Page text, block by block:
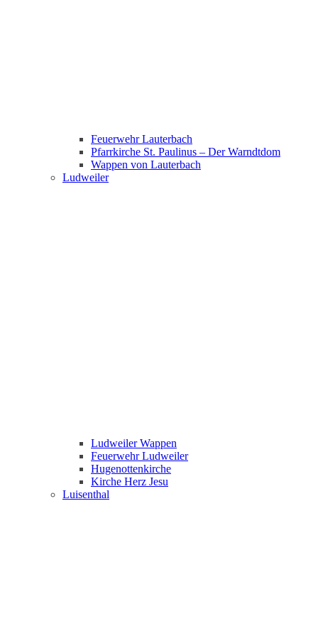
Feuerwehr Lauterbach
Pfarrkirche St. Paulinus – Der Warndtdom
Wappen von Lauterbach
Ludweiler
Ludweiler Wappen
Feuerwehr Ludweiler
Hugenottenkirche
Kirche Herz Jesu
Luisenthal